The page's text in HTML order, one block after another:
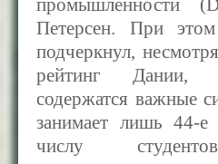
промышленности
Петерсен. При
подчеркнул,
рейтинг Дании,
содержатся важные
занимает лишь 44-
числу